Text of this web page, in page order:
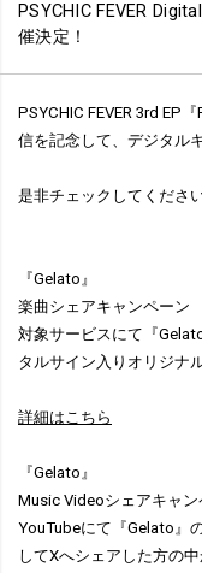
PSYCHIC FEVER
催決定！
PSYCHIC FEVER 3rd EP
信を記念して、デジタル
是非チェックしてくださ
『Gelato』
楽曲シェアキャンペーン
対象サービスにて『
タルサイン入りオリジナ
詳細はこちら
『Gelato』
Music Videoシェアキャン
YouTubeにて『Gelato』
してXへシェアした方の